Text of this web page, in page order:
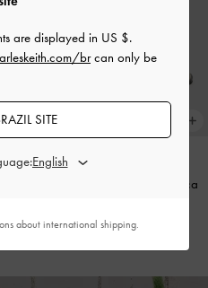
Sandália Bota Joplin em Camurça
are displayed in US $.
brcan only be
SITE
about international shipping.